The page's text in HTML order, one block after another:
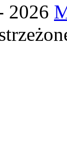
2026